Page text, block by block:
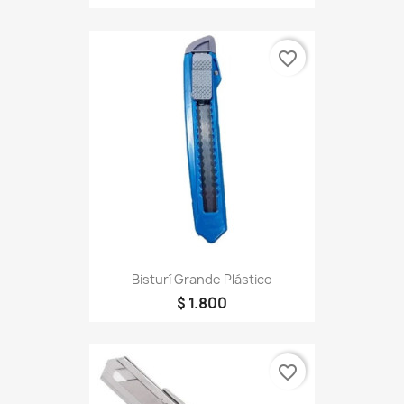
Bisturí Grande Plástico
$ 1.800
favorite_border
favorite_border